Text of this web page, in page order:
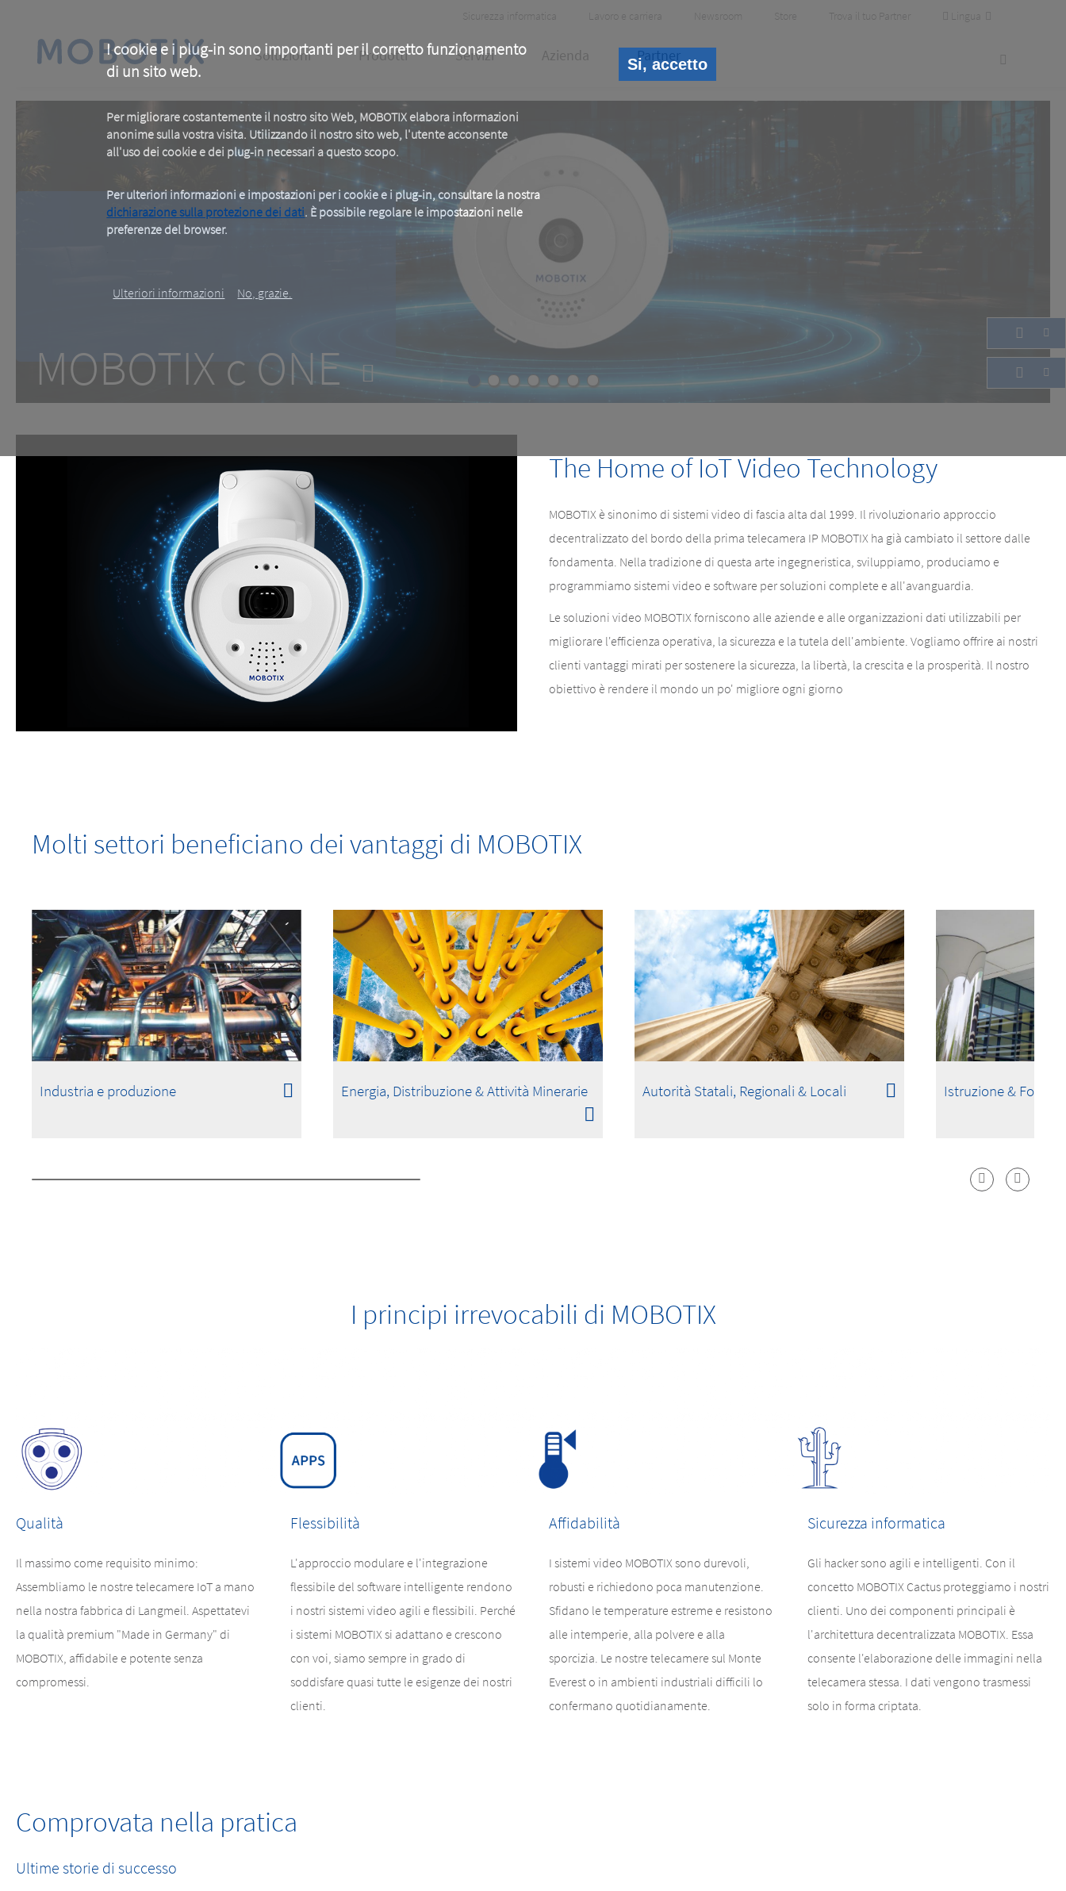
I cookie e i plug-in sono importanti per il corretto funzionamento
di un sito web.
Per migliorare costantemente il nostro sito Web, MOBOTIX elabora informazioni
anonime sulla vostra visita. Utilizzando il nostro sito web, l'utente acconsente
all'uso dei cookie e dei plug-in necessari a questo scopo.
Per ulteriori informazioni e impostazioni per i cookie e i plug-in, consultare la nostra
dichiarazione sulla protezione dei dati. È possibile regolare le impostazioni nelle
preferenze del browser.
Ulteriori informazioni No, grazie.
Si, accetto
content
Header
Meta
Sicurezza informatica Lavoro e carriera Newsroom Store Trova il tuo Partner Lingua
Main
Soluzioni Prodotti Servizi Azienda Partner
MOBOTIX c ONE
One Room. One Sensor. Done.
The Home of IoT Video Technology
MOBOTIX è sinonimo di sistemi video di fascia alta dal 1999. Il rivoluzionario approccio
decentralizzato del bordo della prima telecamera IP MOBOTIX ha già cambiato il settore dalle
fondamenta. Nella tradizione di questa arte ingegneristica, sviluppiamo, produciamo e
programmiamo sistemi video e software per soluzioni complete e all'avanguardia.
Le soluzioni video MOBOTIX forniscono alle aziende e alle organizzazioni dati utilizzabili per
migliorare l'efficienza operativa, la sicurezza e la tutela dell'ambiente. Vogliamo offrire ai nostri
clienti vantaggi mirati per sostenere la sicurezza, la libertà, la crescita e la prosperità. Il nostro
obiettivo è rendere il mondo un po' migliore ogni giorno
Molti settori beneficiano dei vantaggi di MOBOTIX
Industria e produzione Energia, Distribuzione & Attività Minerarie Autorità Statali, Regionali & Locali Istruzione &
I principi irrevocabili di MOBOTIX
Qualità
Il massimo come requisito minimo:
Assembliamo le nostre telecamere IoT a mano
nella nostra fabbrica di Langmeil. Aspettatevi
la qualità premium "Made in Germany" di
MOBOTIX, affidabile e potente senza
compromessi.
Flessibilità
L'approccio modulare e l'integrazione
flessibile del software intelligente rendono
i nostri sistemi video agili e flessibili. Perché
i sistemi MOBOTIX si adattano e crescono
con voi, siamo sempre in grado di
soddisfare quasi tutte le esigenze dei nostri
clienti.
Affidabilità
I sistemi video MOBOTIX sono durevoli,
robusti e richiedono poca manutenzione.
Sfidano le temperature estreme e resistono
alle intemperie, alla polvere e alla
sporcizia. Le nostre telecamere sul Monte
Everest o in ambienti industriali difficili lo
confermano quotidianamente.
Sicurezza informatica
Gli hacker sono agili e intelligenti. Con il
concetto MOBOTIX Cactus proteggiamo i nostri
clienti. Uno dei componenti principali è
l'architettura decentralizzata MOBOTIX. Essa
consente l'elaborazione delle immagini nella
telecamera stessa. I dati vengono trasmessi
solo in forma criptata.
Comprovata nella pratica
Ultime storie di successo